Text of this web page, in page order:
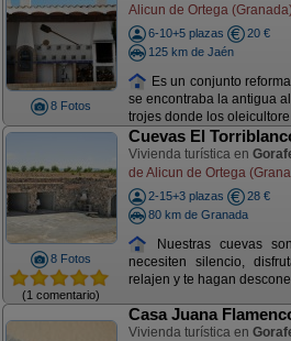
8 Fotos
Alicun de Ortega (Granada)
6-10+5 plazas
20 €
125 km de Jaén
Es un conjunto
se encontraba la antigua
trojes donde los oleicultore
8 Fotos
(1 comentario)
Cuevas El
Vivienda turística en
de Alicun de Ortega
2-15+3 plazas
28 €
80 km de Granada
Nuestras cuevas
necesiten silencio,
relajen y te hagan
Casa Juana
Vivienda turística en